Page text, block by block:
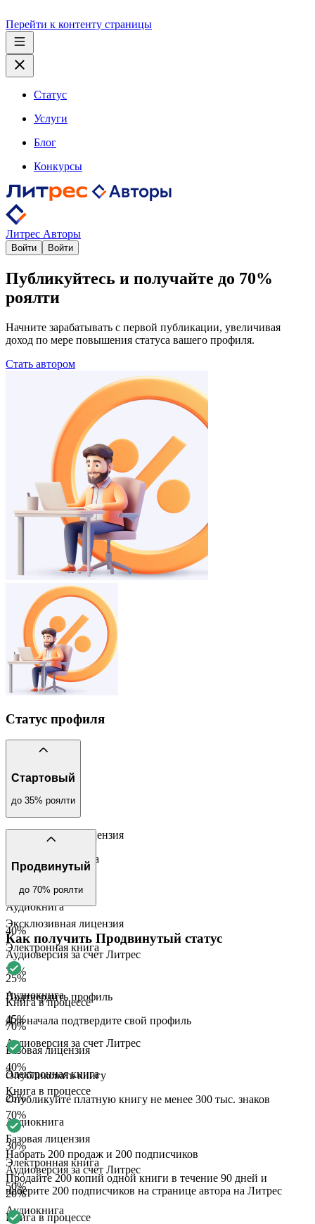
Перейти к контенту страницы
Статус
Услуги
Блог
Конкурсы
Литрес Авторы
Войти Войти
Публикуйтесь и получайте до 70%
роялти
Начните зарабатывать с первой публикации, увеличивая
доход по мере повышения статуса вашего профиля.
Стать автором
Статус профиля
Стартовый
до 35% роялти
Эксклюзивная лицензия
Электронная книга
Аудиокнига
40%
Аудиоверсия за счет Литрес
25%
Книга в процессе
70%
Базовая лицензия
Электронная книга
25%
Аудиокнига
30%
Аудиоверсия за счет Литрес
20%
Книга в процессе
Продвинутый
до 70% роялти
Эксклюзивная лицензия
Электронная книга
70%
Аудиокнига
45%
Аудиоверсия за счет Литрес
40%
Книга в процессе
70%
Базовая лицензия
Электронная книга
50%
Аудиокнига
Как получить Продвинутый статус
Подтвердить профиль
Для начала подтвердите свой профиль
Опубликовать книгу
Опубликуйте платную книгу не менее 300 тыс. знаков
Набрать 200 продаж и 200 подписчиков
Продайте 200 копий одной книги в течение 90 дней и
наберите 200 подписчиков на странице автора на Литрес